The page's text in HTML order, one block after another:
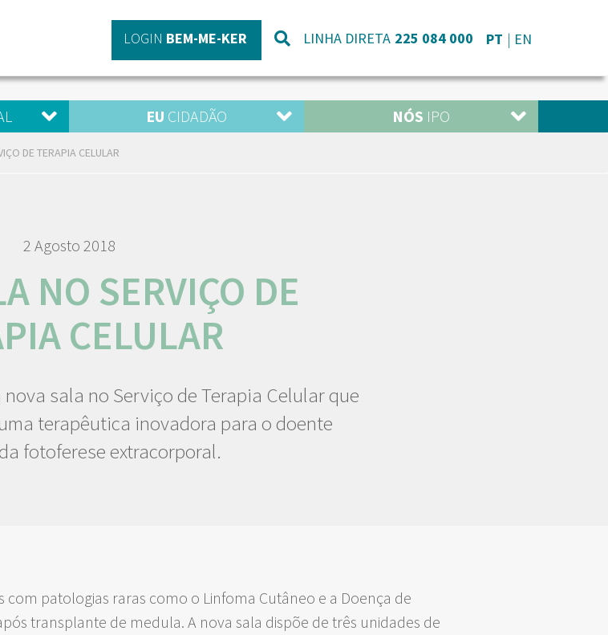
LOGIN BEM-ME-KER LINHA DIRETA 225 084 000 PT EN
EU CIDADÃO NÓS IPO
DE TERAPIA CELULAR
2 Agosto 2018
NO SERVIÇO DE
CELULAR
sala no Serviço de Terapia Celular que
terapêutica inovadora para o doente
fotoferese extracorporal.
patologias raras como o Linfoma Cutâneo e a Doença de
transplante de medula. A nova sala dispõe de três unidades de